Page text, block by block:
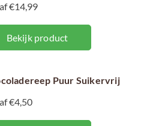
€14,99
Bekijk product
Puur Suikervrij
€4,50